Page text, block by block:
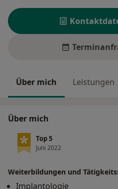
Über mich Leistungen
Über mich
Top 5
Juni 2022
Weiterbildungen und
Implantologie